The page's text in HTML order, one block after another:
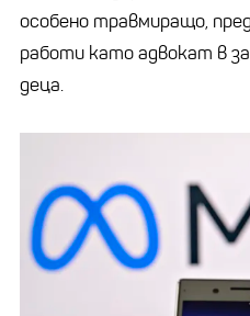
особено травмиращо,
работи като адвокат в
деца.